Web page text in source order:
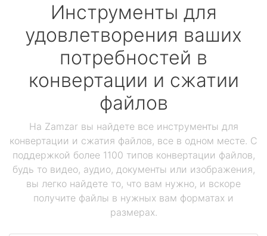
Инструменты для
удовлетворения ваших
потребностей в
конвертации и сжатии
файлов
На Zamzar вы найдете все инструменты для
конвертации и сжатия файлов, все в одном месте. С
поддержкой более 1100 типов конвертации файлов,
будь то видео, аудио, документы или изображения,
вы легко найдете то, что вам нужно, и вскоре
получите файлы в нужных вам форматах и
размерах.